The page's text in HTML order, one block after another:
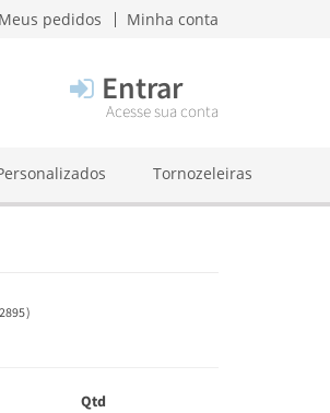
Meus pedidos Minha conta
Entrar
Acesse sua conta
Tornozeleiras
)
Qtd